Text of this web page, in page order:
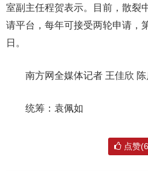
室副主任程贺表示。目前，散裂
请平台，每年可接受两轮申请，
日。
南方网全媒体记者 王佳欣 陈
统筹：袁佩如
点赞